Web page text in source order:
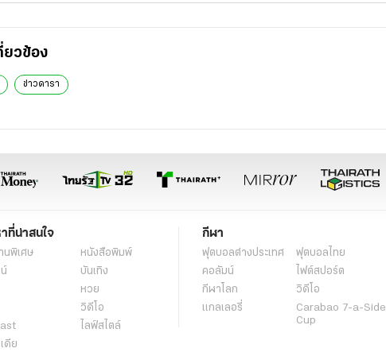
ยวข้อง
ข่าวดารา
ที่น่าสนใจ
นพิเศษ
หนังสือพิมพ์
บันเทิง
หวย
วิดีโอ
ไลฟ์สไตล์
ดีย
กีฬา
ฟุตบอลต่่างประเทศ
ฟุตบอลไทย
คอลัมน์
ไฟต์สปอร์ต
กีฬาโลก
วิดีโอ
แกลเลอรี่
Carabao 7-a-Side
Cup